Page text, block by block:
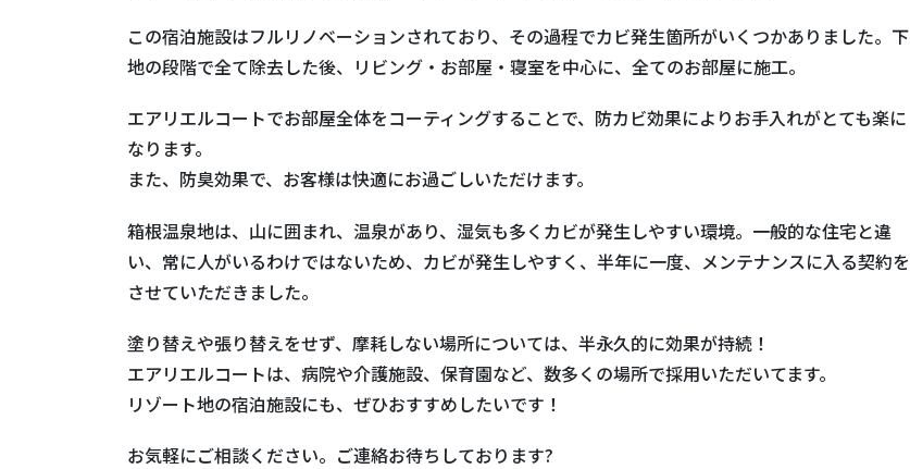
この宿泊施設はフルリノベーションされており、その過程でカビ発生箇所がいくつかありました。下
地の段階で全て除去した後、リビング・お部屋・寝室を中心に、全てのお部屋に施工。
エアリエルコートでお部屋全体をコーティングすることで、防カビ効果によりお手入れがとても楽に
なります。
また、防臭効果で、お客様は快適にお過ごしいただけます。
箱根温泉地は、山に囲まれ、温泉があり、湿気も多くカビが発生しやすい環境。一般的な住宅と違
い、常に人がいるわけではないため、カビが発生しやすく、半年に一度、メンテナンスに入る契約を
させていただきました。
塗り替えや張り替えをせず、摩耗しない場所については、半永久的に効果が持続！
エアリエルコートは、病院や介護施設、保育園など、数多くの場所で採用いただいてます。
リゾート地の宿泊施設にも、ぜひおすすめしたいです！
お気軽にご相談ください。ご連絡お待ちしております?